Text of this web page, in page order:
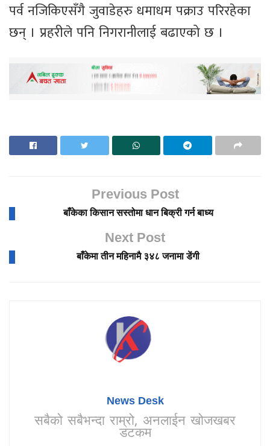
पर्व नजिकिएसँगै जुवाडेहरु धमाधम पक्राउ परिरहेका
छन् । प्रहरीले पनि निगरानीलाई बढाएको छ ।
Previous Post
बाँकेका किसान सस्तोमा धान बिक्री गर्न बाध्य
Next Post
बाँकेमा तीन महिनामै ३४८ जनामा डेंगी
News Desk
सबैको सबैभन्दा राम्रो, अनलाईन खोजखबर
डटकम